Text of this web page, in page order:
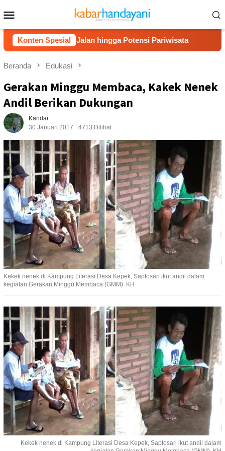
ke
kontenMobile
Konten Spesial
Akses Jalan hingga Potensi Pariwisata Film “Nalar”
Beranda Edukasi
Gerakan Minggu Membaca, Kakek Nenek
Andil Berikan Dukungan
Kandar
30 Januari 2017
4713 Dilihat
Kekek nenek di Kampung Literasi Desa Kepek, Saptosari ikut andil dalam
kegiatan Gerakan Minggu Membaca (GMM). KH
Kekek nenek di Kampung Literasi Desa Kepek, Saptosari ikut andil dalam